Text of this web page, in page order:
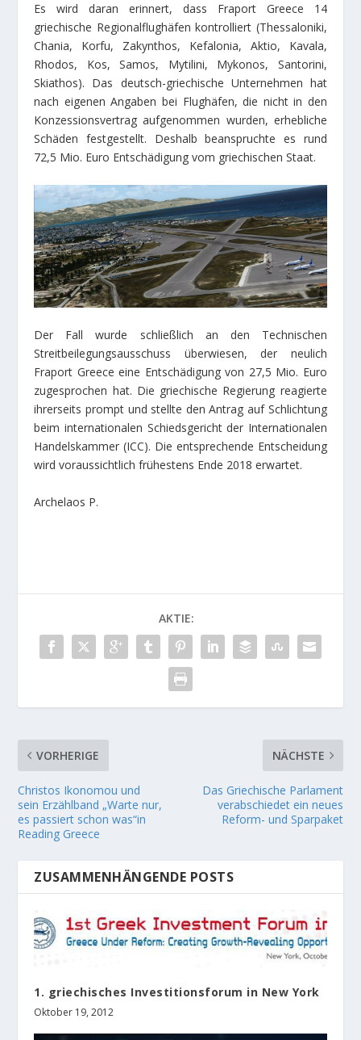
Es wird daran erinnert, dass Fraport Greece 14
griechische Regionalflughäfen kontrolliert (Thessaloniki,
Chania, Korfu, Zakynthos, Kefalonia, Aktio, Kavala,
Rhodos, Kos, Samos, Mytilini, Mykonos, Santorini,
Skiathos). Das deutsch-griechische Unternehmen hat
nach eigenen Angaben bei Flughäfen, die nicht in den
Konzessionsvertrag aufgenommen wurden, erhebliche
Schäden festgestellt. Deshalb beanspruchte es rund
72,5 Mio. Euro Entschädigung vom griechischen Staat.
Der Fall wurde schließlich an den Technischen
Streitbeilegungsausschuss überwiesen, der neulich
Fraport Greece eine Entschädigung von 27,5 Mio. Euro
zugesprochen hat. Die griechische Regierung reagierte
ihrerseits prompt und stellte den Antrag auf Schlichtung
beim internationalen Schiedsgericht der Internationalen
Handelskammer (ICC). Die entsprechende Entscheidung
wird voraussichtlich frühestens Ende 2018 erwartet.
Archelaos P.
AKTIE:
VORHERIGE
Christos Ikonomou und
sein Erzählband „Warte nur,
es passiert schon was“in
Reading Greece
NÄCHSTE
Das Griechische Parlament
verabschiedet ein neues
Reform- und Sparpaket
ZUSAMMENHÄNGENDE POSTS
1. griechisches Investitionsforum in New York
Oktober 19, 2012